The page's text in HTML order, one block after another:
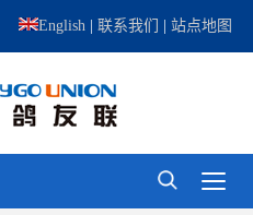
English |联系我们 |站点地图